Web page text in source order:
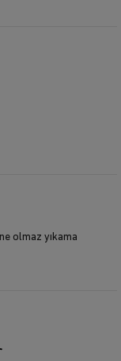
olmaz yıkama